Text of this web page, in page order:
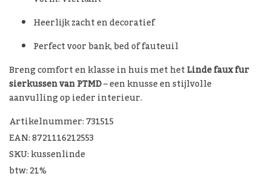
Heerlijk zacht en decoratief
Perfect voor bank, bed of fauteuil
Breng comfort en klasse in huis met hetLinde faux fur
sierkussen van PTMD– een knusse en stijlvolle
aanvulling op ieder interieur.
Artikelnummer: 731515
EAN: 8721116212553
SKU: kussenlinde
btw: 21%